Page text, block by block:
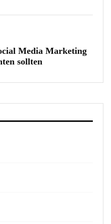
Media Marketing
sollten